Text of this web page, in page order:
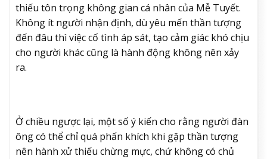
thiếu tôn trọng không gian cá nhân của Mễ Tuyết.
Không ít người nhận định, dù yêu mến thần tượng
đến đâu thì việc cố tình áp sát, tạo cảm giác khó chịu
cho người khác cũng là hành động không nên xảy
ra.
Ở chiều ngược lại, một số ý kiến cho rằng người đàn
ông có thể chỉ quá phấn khích khi gặp thần tượng
nên hành xử thiếu chừng mực, chứ không có chủ